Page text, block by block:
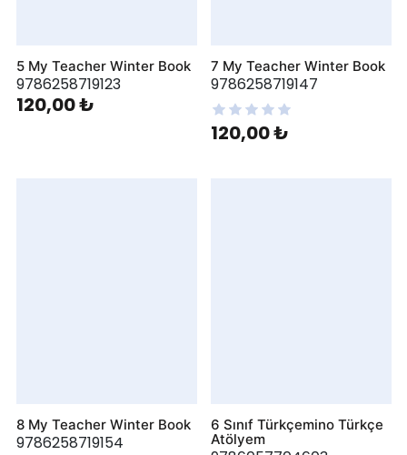
5 My Teacher Winter Book
9786258719123
120,00 ₺
7 My Teacher Winter Book
9786258719147
120,00 ₺
8 My Teacher Winter Book
9786258719154
6 Sınıf Türkçemino Türkçe
Atölyem